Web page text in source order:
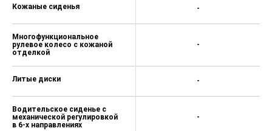
Кожаные сиденья
Многофункциональное
рулевое колесо с кожаной
отделкой
Литые диски
Водительское сиденье с
механической регулировкой
в 6-х направлениях
-
-
-
-